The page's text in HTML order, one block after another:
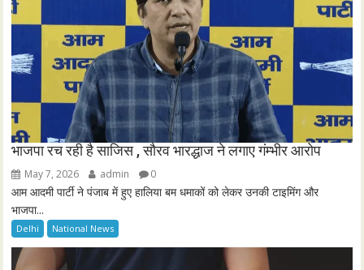
भाजपा रच रही है साजिस , सौरव भारद्धाज ने लगाए गंम्भीर आरोप
May 7, 2026 admin 0
आम आदमी पार्टी ने पंजाब में हुए हालिया बम धमाकों को लेकर उनकी टाइमिंग और
भाजपा...
Delhi National News